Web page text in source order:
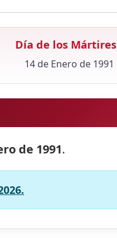
Día de los Mártires
14 de Enero de 1991
de 1991.